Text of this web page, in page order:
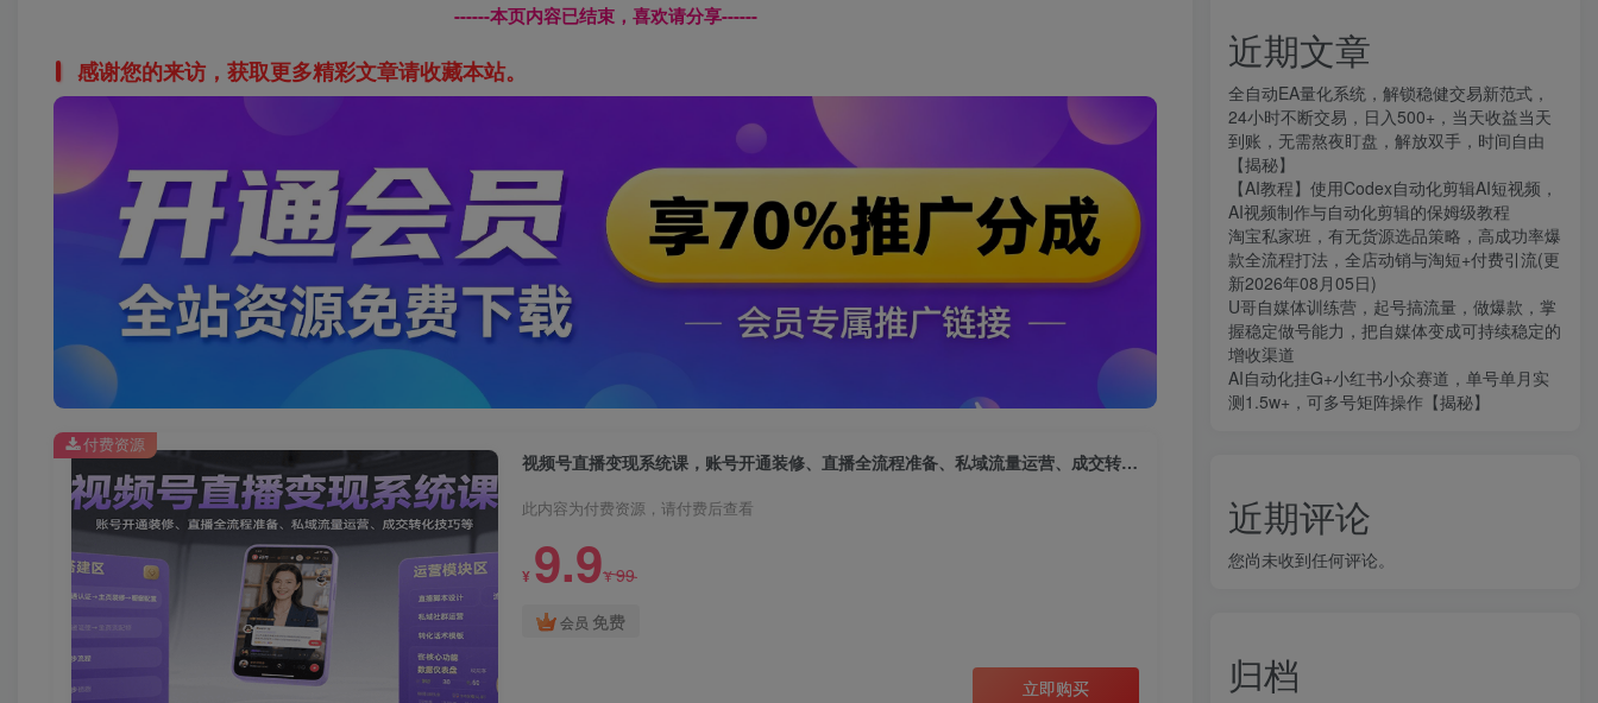
------本页内容已结束，喜欢请分享------
感谢您的来访，获取更多精彩文章请收藏本站。
视频号直播变现系统课，账号开通装修、直播全流程准备、私域流量运营、成交转化技巧等
此内容为付费资源，请付费后查看
¥ 9.9¥99
会员 免费
立即购买
付费资源
近期文章
全自动EA量化系统，解锁稳健交易新范式，
24小时不断交易，日入500+，当天收益当天
到账，无需熬夜盯盘，解放双手，时间自由
【揭秘】
【AI教程】使用Codex自动化剪辑AI短视频，
AI视频制作与自动化剪辑的保姆级教程
淘宝私家班，有无货源选品策略，高成功率爆
款全流程打法，全店动销与淘短+付费引流(更
新2026年08月05日)
U哥自媒体训练营，起号搞流量，做爆款，掌
握稳定做号能力，把自媒体变成可持续稳定的
增收渠道
AI自动化挂G+小红书小众赛道，单号单月实
测1.5w+，可多号矩阵操作【揭秘】
近期评论
您尚未收到任何评论。
归档